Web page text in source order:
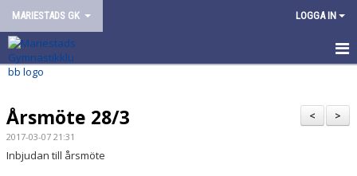
MARIESTADS GK LOGGA IN
HEM
OM FÖRENINGEN
VÅR VERKSAMHET
>
<
Årsmöte 28/3
2017-03-07 21:31
Inbjudan till årsmöte